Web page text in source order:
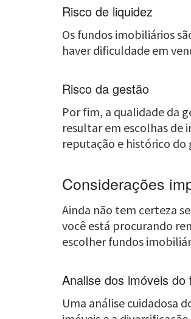
Risco de liquidez
Os fundos imobiliários
haver dificuldade em
Risco da gestão
Por fim, a qualidade da
resultar em escolhas de
reputação e histórico
Considerações
Ainda não tem certeza
você está procurando
escolher fundos
Analise dos imóveis do
Uma análise cuidadosa